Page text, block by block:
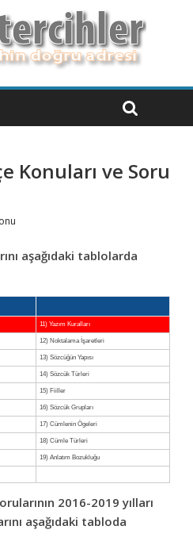
Konuları ve Soru
aşağıdaki tablolarda
11) Yazım Kuralları
12) Noktalama İşaretleri
13) Sözcüğün Yapısı
14) Sözcük Türleri
15) Fiiller
16) Sözcük Grupları
17) Cümlenin Ögeleri
18) Cümle Türleri
19) Anlatım Bozukluğu
2016-2019 yılları
aşağıdaki tabloda